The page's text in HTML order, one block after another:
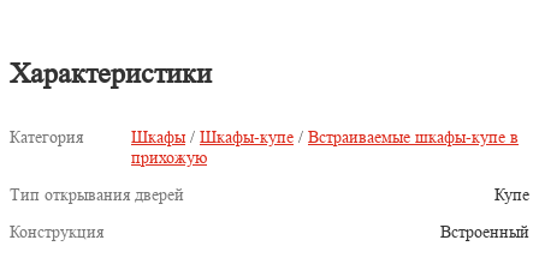
Характеристики
Категория Шкафы / Шкафы-купе / Встраиваемые шкафы-купе в
прихожую
Тип открывания дверей
Купе
Конструкция
Встроенный